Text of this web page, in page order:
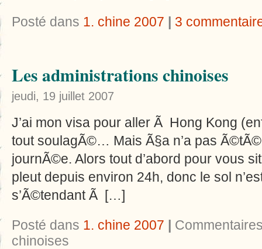
Posté dans 1. chine 2007 | 3
Les administrations chinoises
jeudi, 19 juillet 2007
J’ai mon visa pour aller Ã Hong Kong
tout soulagÃ©… Mais Ã§a n’a pas
journÃ©e. Alors tout d’abord pour vous
pleut depuis environ 24h, donc le sol
s’Ã©tendant Ã […]
Posté dans 1. chine 2007 |
chinoises